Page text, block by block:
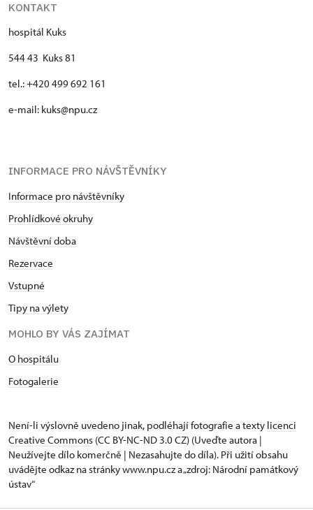
KONTAKT
hospitál Kuks
544 43 Kuks 81
tel.: +420 499 692 161
e-mail: kuks@npu.cz
INFORMACE PRO NÁVŠTĚVNÍKY
Informace pro návštěvníky
Prohlídkové okruhy
Návštěvní doba
Rezervace
Vstupné
Tipy na výlety
MOHLO BY VÁS ZAJÍMAT
O hospitálu
Fotogalerie
Není-li výslovně uvedeno jinak, podléhají fotografie a texty licenci
Creative Commons (CC BY-NC-ND 3.0 CZ) (Uveďte autora |
Neužívejte dílo komerčně | Nezasahujte do díla). Při užití obsahu
uvádějte odkaz na stránky www.npu.cz a „zdroj: Národní památkový
ústav“